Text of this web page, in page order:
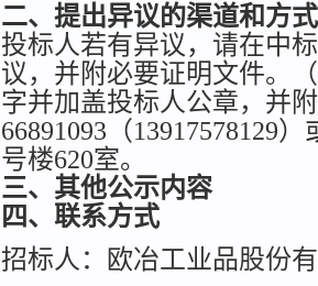
二、提出异议的渠道和方式
投标人若有异议，请在中
议，并附必要证明文件。
字并加盖投标人公章，并
66891093（13917578129
号楼620室。
三、其他公示内容
四、联系方式
招标人：欧冶工业品股份